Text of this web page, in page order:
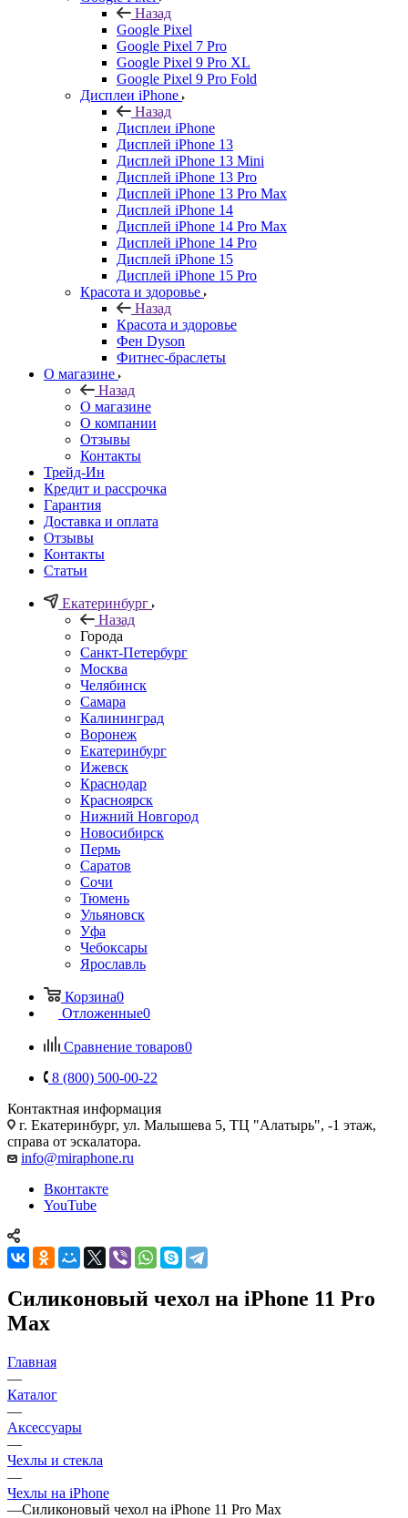
Назад
Google Pixel
Google Pixel 7 Pro
Google Pixel 9 Pro XL
Google Pixel 9 Pro Fold
Дисплеи iPhone
Назад
Дисплеи iPhone
Дисплей iPhone 13
Дисплей iPhone 13 Mini
Дисплей iPhone 13 Pro
Дисплей iPhone 13 Pro Max
Дисплей iPhone 14
Дисплей iPhone 14 Pro Max
Дисплей iPhone 14 Pro
Дисплей iPhone 15
Дисплей iPhone 15 Pro
Красота и здоровье
Назад
Красота и здоровье
Фен Dyson
Фитнес-браслеты
О магазине
Назад
О магазине
О компании
Отзывы
Контакты
Трейд-Ин
Кредит и рассрочка
Гарантия
Доставка и оплата
Отзывы
Контакты
Статьи
Екатеринбург
Назад
Города
Санкт-Петербург
Москва
Челябинск
Самара
Калининград
Воронеж
Екатеринбург
Ижевск
Краснодар
Красноярск
Нижний Новгород
Новосибирск
Пермь
Саратов
Сочи
Тюмень
Ульяновск
Уфа
Чебоксары
Ярославль
Корзина0
Отложенные0
Сравнение товаров0
8 (800) 500-00-22
Контактная информация
г. Екатеринбург, ул. Малышева 5, ТЦ "Алатырь", -1 этаж,
справа от эскалатора.
info@miraphone.ru
Вконтакте
YouTube
Силиконовый чехол на iPhone 11 Pro
Max
Главная
—
Каталог
—
Аксессуары
—
Чехлы и стекла
—
Чехлы на iPhone
—Силиконовый чехол на iPhone 11 Pro Max